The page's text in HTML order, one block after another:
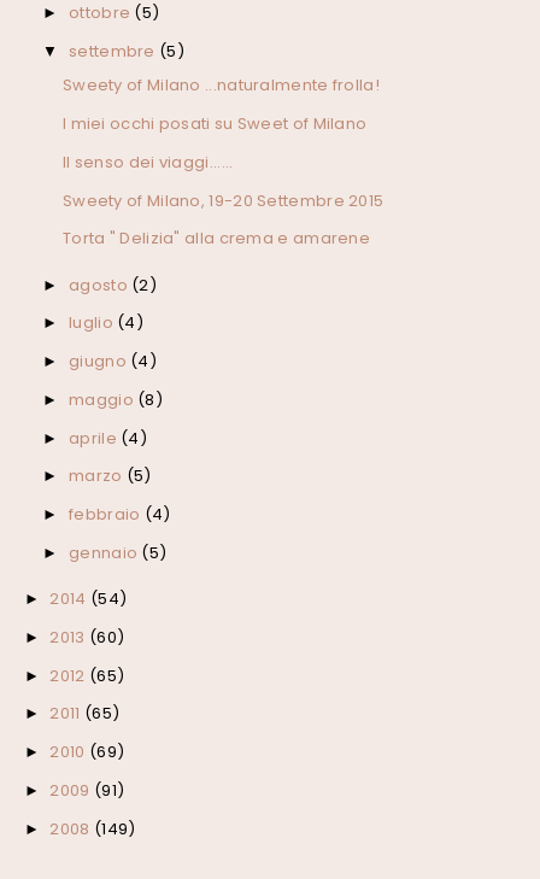
► ottobre (5)
▼ settembre (5)
Sweety of Milano ...naturalmente frolla!
I miei occhi posati su Sweet of Milano
Il senso dei viaggi......
Sweety of Milano, 19-20 Settembre 2015
Torta " Delizia" alla crema e amarene
► agosto (2)
► luglio (4)
► giugno (4)
► maggio (8)
► aprile (4)
► marzo (5)
► febbraio (4)
► gennaio (5)
► 2014 (54)
► 2013 (60)
► 2012 (65)
► 2011 (65)
► 2010 (69)
► 2009 (91)
► 2008 (149)